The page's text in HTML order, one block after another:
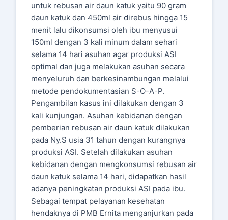
untuk rebusan air daun katuk yaitu 90 gram
daun katuk dan 450ml air direbus hingga 15
menit lalu dikonsumsi oleh ibu menyusui
150ml dengan 3 kali minum dalam sehari
selama 14 hari asuhan agar produksi ASI
optimal dan juga melakukan asuhan secara
menyeluruh dan berkesinambungan melalui
metode pendokumentasian S-O-A-P.
Pengambilan kasus ini dilakukan dengan 3
kali kunjungan. Asuhan kebidanan dengan
pemberian rebusan air daun katuk dilakukan
pada Ny.S usia 31 tahun dengan kurangnya
produksi ASI. Setelah dilakukan asuhan
kebidanan dengan mengkonsumsi rebusan air
daun katuk selama 14 hari, didapatkan hasil
adanya peningkatan produksi ASI pada ibu.
Sebagai tempat pelayanan kesehatan
hendaknya di PMB Ernita menganjurkan pada